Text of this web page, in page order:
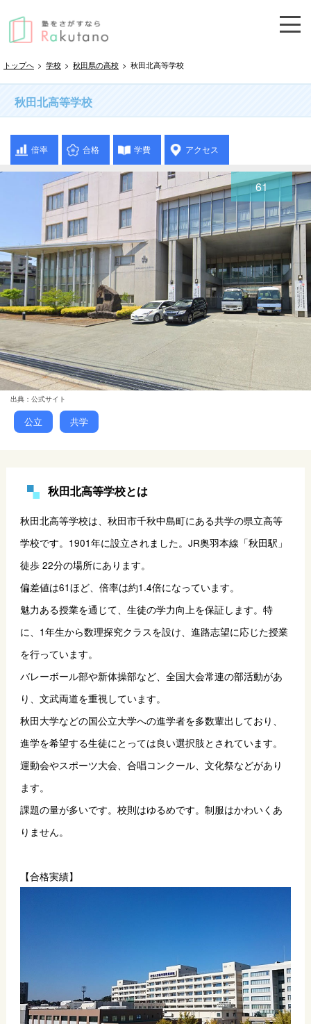
トップへ > 学校 > 秋田県の高校 > 秋田北高等学校
秋田北高等学校
倍率 合格 学費 アクセス
61
出典：公式サイト
公立 共学
秋田北高等学校とは
秋田北高等学校は、秋田市千秋中島町にある共学の県立高等
学校です。1901年に設立されました。JR奥羽本線「秋田駅」
徒歩 22分の場所にあります。
偏差値は61ほど、倍率は約1.4倍になっています。
魅力ある授業を通じて、生徒の学力向上を保証します。特
に、1年生から数理探究クラスを設け、進路志望に応じた授業
を行っています。
バレーボール部や新体操部など、全国大会常連の部活動があ
り、文武両道を重視しています。
秋田大学などの国公立大学への進学者を多数輩出しており、
進学を希望する生徒にとっては良い選択肢とされています。
運動会やスポーツ大会、合唱コンクール、文化祭などがあり
ます。
課題の量が多いです。校則はゆるめです。制服はかわいくあ
りません。
【合格実績】